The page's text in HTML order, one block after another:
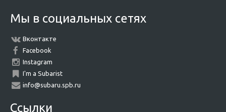
Мы в социальных сетях
Вконтакте
Facebook
Instagram
I'm a Subarist
info@subaru.spb.ru
Ссылки